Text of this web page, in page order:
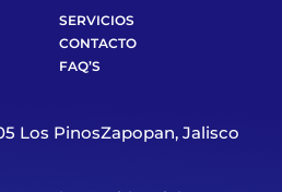
SERVICIOS
CONTACTO
FAQ’S
Los PinosZapopan, Jalisco